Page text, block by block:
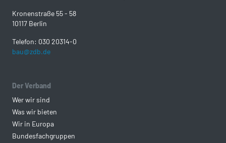
Kronenstraße 55 - 58
10117 Berlin
Telefon: 030 20314-0
bau@zdb.de
Der Verband
Wer wir sind
Was wir bieten
Wir in Europa
Bundesfachgruppen